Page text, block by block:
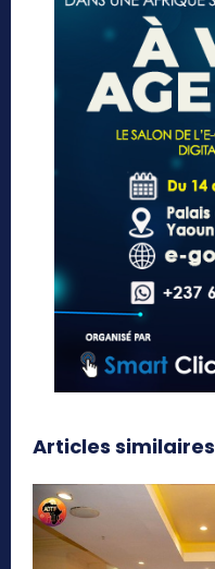
Articles similaires